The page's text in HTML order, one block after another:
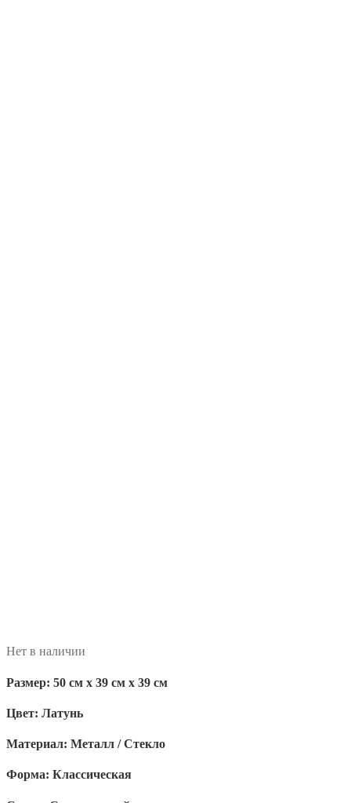
Нет в наличии
Размер: 50 см x 39 см x 39 см
Цвет: Латунь
Материал: Металл / Стекло
Форма: Классическая